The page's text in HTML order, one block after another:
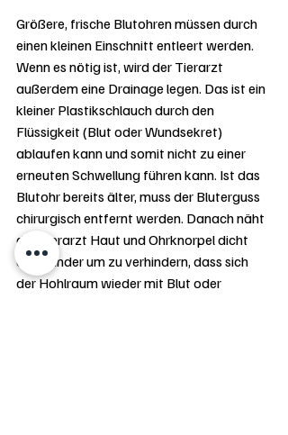
Größere, frische Blutohren müssen durch
einen kleinen Einschnitt entleert werden.
Wenn es nötig ist, wird der Tierarzt
außerdem eine Drainage legen. Das ist ein
kleiner Plastikschlauch durch den
Flüssigkeit (Blut oder Wundsekret)
ablaufen kann und somit nicht zu einer
erneuten Schwellung führen kann. Ist das
Blutohr bereits älter, muss der Bluterguss
chirurgisch entfernt werden. Danach näht
der Tierarzt Haut und Ohrknorpel dicht
aneinander um zu verhindern, dass sich
der Hohlraum wieder mit Blut oder